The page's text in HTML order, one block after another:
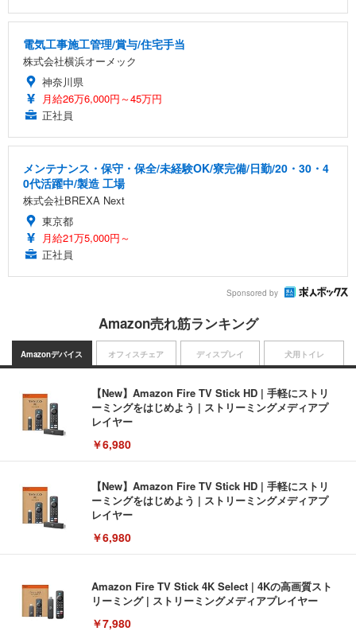
電気工事施工管理/賞与/住宅手当
株式会社横浜オーメック
神奈川県
月給26万6,000円～45万円
正社員
メンテナンス・保守・保全/未経験OK/寮完備/日勤/20・30・4
0代活躍中/製造 工場
株式会社BREXA Next
東京都
月給21万5,000円～
正社員
Sponsored by
Amazon売れ筋ランキング
Amazonデバイス
【New】Amazon Fire TV Stick HD | 手軽にストリ
ーミングをはじめよう | ストリーミングメディアプ
レイヤー
￥6,980
【New】Amazon Fire TV Stick HD | 手軽にストリ
ーミングをはじめよう | ストリーミングメディアプ
レイヤー
￥6,980
Amazon Fire TV Stick 4K Select | 4Kの高画質スト
リーミング | ストリーミングメディアプレイヤー
￥7,980
オフィスチェア ディスプレイ 犬用トイレ